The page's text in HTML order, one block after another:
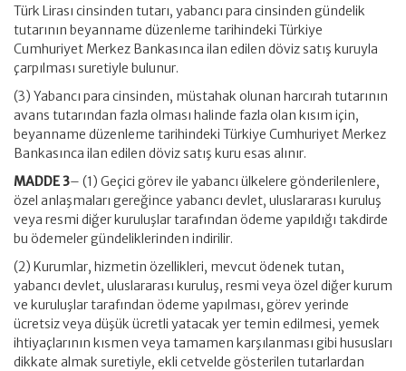
Türk Lirası cinsinden tutarı, yabancı para cinsinden gündelik
tutarının beyanname düzenleme tarihindeki Türkiye
Cumhuriyet Merkez Bankasınca ilan edilen döviz satış kuruyla
çarpılması suretiyle bulunur.
(3) Yabancı para cinsinden, müstahak olunan harcırah tutarının
avans tutarından fazla olması halinde fazla olan kısım için,
beyanname düzenleme tarihindeki Türkiye Cumhuriyet Merkez
Bankasınca ilan edilen döviz satış kuru esas alınır.
MADDE 3– (1) Geçici görev ile yabancı ülkelere gönderilenlere,
özel anlaşmaları gereğince yabancı devlet, uluslararası kuruluş
veya resmi diğer kuruluşlar tarafından ödeme yapıldığı takdirde
bu ödemeler gündeliklerinden indirilir.
(2) Kurumlar, hizmetin özellikleri, mevcut ödenek tutan,
yabancı devlet, uluslararası kuruluş, resmi veya özel diğer kurum
ve kuruluşlar tarafından ödeme yapılması, görev yerinde
ücretsiz veya düşük ücretli yatacak yer temin edilmesi, yemek
ihtiyaçlarının kısmen veya tamamen karşılanması gibi hususları
dikkate almak suretiyle, ekli cetvelde gösterilen tutarlardan